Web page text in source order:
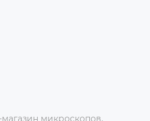
микроскопов,